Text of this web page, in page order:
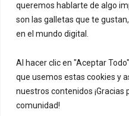
queremos hablarte de algo
son las galletas que te
en el mundo digital.
Al hacer clic en "Aceptar
que usemos estas cookies y
nuestros contenidos ¡Gracias
comunidad!